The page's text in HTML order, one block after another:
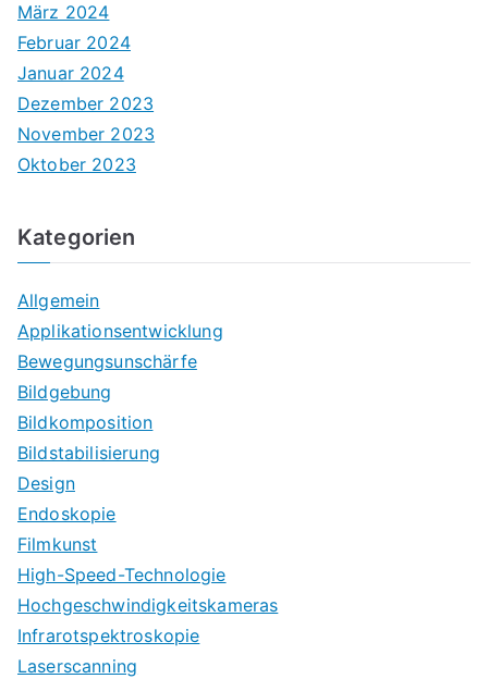
März 2024
Februar 2024
Januar 2024
Dezember 2023
November 2023
Oktober 2023
Kategorien
Allgemein
Applikationsentwicklung
Bewegungsunschärfe
Bildgebung
Bildkomposition
Bildstabilisierung
Design
Endoskopie
Filmkunst
High-Speed-Technologie
Hochgeschwindigkeitskameras
Infrarotspektroskopie
Laserscanning